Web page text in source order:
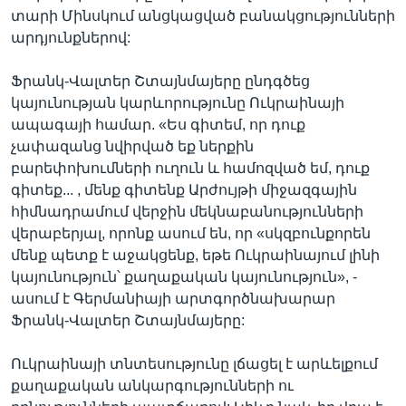
տարի Մինսկում անցկացված բանակցությունների
արդյունքներով:
Ֆրանկ-Վալտեր Շտայնմայերը ընդգծեց
կայունության կարևորությունը Ուկրաինայի
ապագայի համար. «Ես գիտեմ, որ դուք
չափազանց նվիրված եք ներքին
բարեփոխումների ուղուն և համոզված եմ, դուք
գիտեք... , մենք գիտենք Արժույթի միջազգային
հիմնադրամում վերջին մեկնաբանությունների
վերաբերյալ, որոնք ասում են, որ «սկզբունքորեն
մենք պետք է աջակցենք, եթե Ուկրաինայում լինի
կայունություն՝ քաղաքական կայունություն», -
ասում է Գերմանիայի արտգործնախարար
Ֆրանկ-Վալտեր Շտայնմայերը:
Ուկրաինայի տնտեսությունը լճացել է արևելքում
քաղաքական անկարգությունների ու